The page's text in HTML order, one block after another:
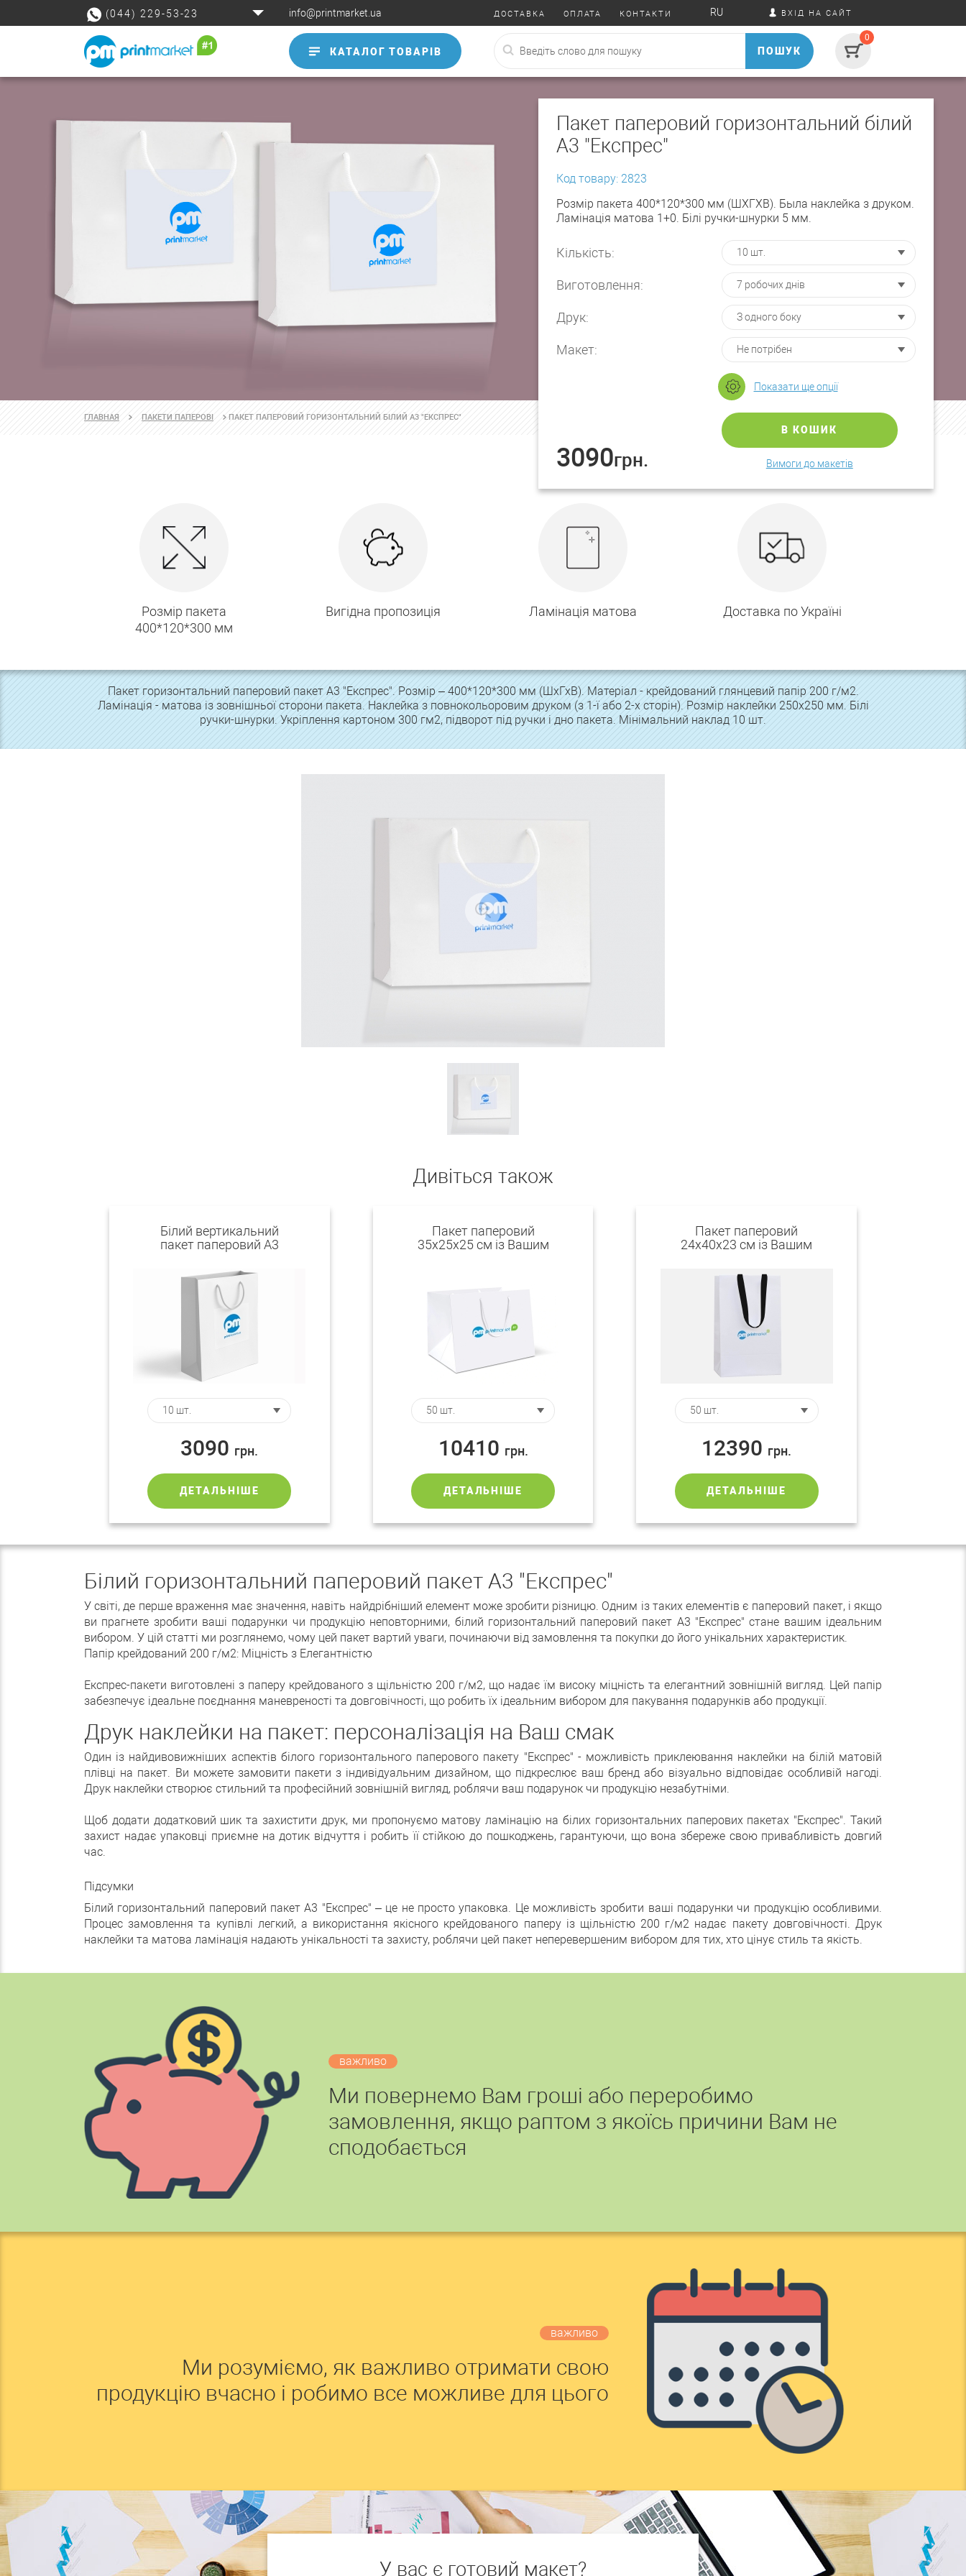
(044) 229-53-23 info@printmarket.ua ДОСТАВКА ОПЛАТА КОНТАКТИ RU ВХІД НА САЙТ
КАТАЛОГ ТОВАРІВ ПОШУК
0
Пакет паперовий горизонтальний білий
А3 "Експрес"
Код товару: 2823
Розмір пакета 400*120*300 мм (ШХГХВ). Была наклейка з друком.
Ламінація матова 1+0. Білі ручки-шнурки 5 мм.
Кількість:
Виготовлення:
Друк:
Макет:
Показати ще опції
3090грн.
В КОШИК
Вимоги до макетів
ГЛАВНАЯ ПАКЕТИ ПАПЕРОВІ ПАКЕТ ПАПЕРОВИЙ ГОРИЗОНТАЛЬНИЙ БІЛИЙ А3 "ЕКСПРЕС"
Розмір пакета
400*120*300 мм
Вигідна пропозиція Ламінація матова Доставка по Україні
Пакет горизонтальний паперовий пакет А3 "Експрес". Розмір – 400*120*300 мм (ШхГхВ). Матеріал - крейдований глянцевий папір 200 г/м2.
Ламінація - матова із зовнішньої сторони пакета. Наклейка з повнокольоровим друком (з 1-ї або 2-х сторін). Розмір наклейки 250х250 мм. Білі
ручки-шнурки. Укріплення картоном 300 гм2, підворот під ручки і дно пакета. Мінімальний наклад 10 шт.
Дивіться також
Білий вертикальний
пакет паперовий А3
3090 грн.
ДЕТАЛЬНІШЕ
Пакет паперовий
35х25х25 см із Вашим
10410 грн.
ДЕТАЛЬНІШЕ
Пакет паперовий
24х40х23 см із Вашим
12390 грн.
ДЕТАЛЬНІШЕ
Білий горизонтальний паперовий пакет А3 "Експрес"
У світі, де перше враження має значення, навіть найдрібніший елемент може зробити різницю. Одним із таких елементів є паперовий пакет, і якщо
ви прагнете зробити ваші подарунки чи продукцію неповторними, білий горизонтальний паперовий пакет А3 "Експрес" стане вашим ідеальним
вибором. У цій статті ми розглянемо, чому цей пакет вартий уваги, починаючи від замовлення та покупки до його унікальних характеристик.
Папір крейдований 200 г/м2: Міцність з Елегантністю
Експрес-пакети виготовлені з паперу крейдованого з щільністю 200 г/м2, що надає їм високу міцність та елегантний зовнішній вигляд. Цей папір
забезпечує ідеальне поєднання маневреності та довговічності, що робить їх ідеальним вибором для пакування подарунків або продукції.
Друк наклейки на пакет: персоналізація на Ваш смак
Один із найдивовижніших аспектів білого горизонтального паперового пакету "Експрес" - можливість приклеювання наклейки на білій матовій
плівці на пакет. Ви можете замовити пакети з індивідуальним дизайном, що підкреслює ваш бренд або візуально відповідає особливій нагоді.
Друк наклейки створює стильний та професійний зовнішній вигляд, роблячи ваш подарунок чи продукцію незабутніми.
Щоб додати додатковий шик та захистити друк, ми пропонуємо матову ламінацію на білих горизонтальних паперових пакетах "Експрес". Такий
захист надає упаковці приємне на дотик відчуття і робить її стійкою до пошкоджень, гарантуючи, що вона збереже свою привабливість довгий
час.
Підсумки
Білий горизонтальний паперовий пакет А3 "Експрес" – це не просто упаковка. Це можливість зробити ваші подарунки чи продукцію особливими.
Процес замовлення та купівлі легкий, а використання якісного крейдованого паперу із щільністю 200 г/м2 надає пакету довговічності. Друк
наклейки та матова ламінація надають унікальності та захисту, роблячи цей пакет неперевершеним вибором для тих, хто цінує стиль та якість.
важливо
Ми повернемо Вам гроші або переробимо
замовлення, якщо раптом з якоїсь причини Вам не
сподобається
важливо
Ми розуміємо, як важливо отримати свою
продукцію вчасно і робимо все можливе для цього
У вас є готовий макет?